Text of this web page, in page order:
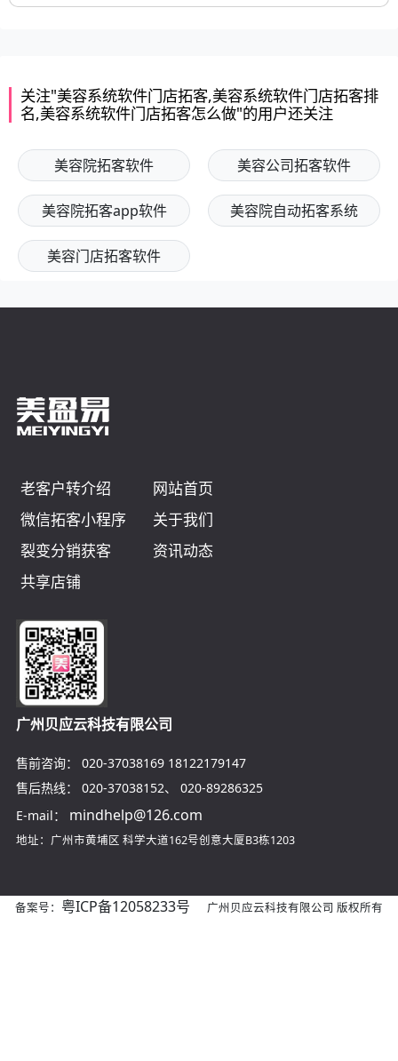
关注"美容系统软件门店拓客,美容系统软件门店拓客排
名,美容系统软件门店拓客怎么做"的用户还关注
美容院拓客软件 美容公司拓客软件
美容院拓客app软件 美容院自动拓客系统
美容门店拓客软件
老客户转介绍
网站首页
微信拓客小程序
关于我们
裂变分销获客
资讯动态
共享店铺
广州贝应云科技有限公司
售前咨询： 020-37038169 18122179147
售后热线：
020-37038152、 020-89286325
E-mail：
mindhelp@126.com
地址：广州市黄埔区 科学大道162号创意大厦B3栋1203
备案号： 粤ICP备12058233号 广州贝应云科技有限公司 版权所有